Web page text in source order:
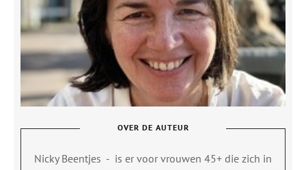
OVER DE AUTEUR
Nicky Beentjes - is er voor vrouwen 45+ die zich in